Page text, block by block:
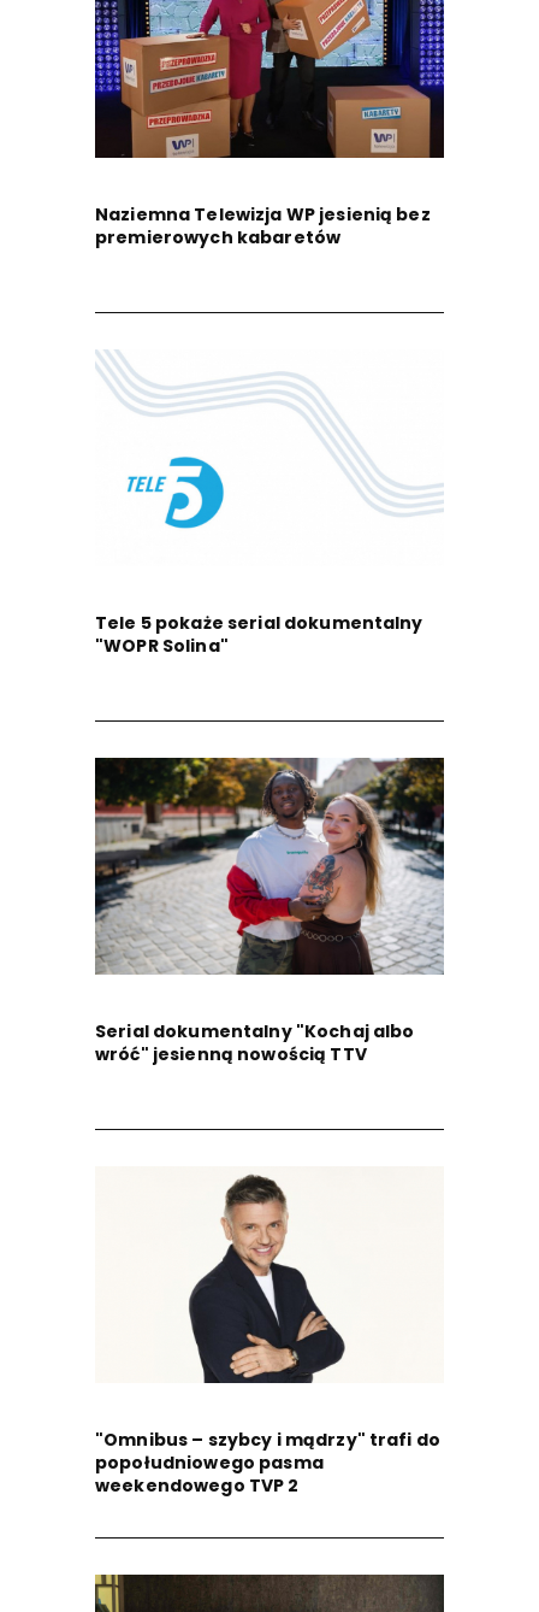
Naziemna Telewizja WP jesienią bez
premierowych kabaretów
Tele 5 pokaże serial dokumentalny
"WOPR Solina"
Serial dokumentalny "Kochaj albo
wróć" jesienną nowością TTV
"Omnibus – szybcy i mądrzy" trafi do
popołudniowego pasma
weekendowego TVP 2